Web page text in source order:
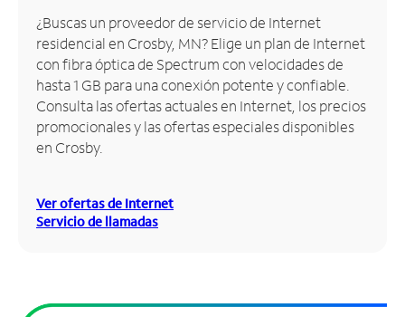
Inglés
Administrar
cuenta
Encuentra
una
tienda
¿Buscas un proveedor de servicio de Internet
residencial en Crosby, MN? Elige un plan de Internet
con fibra óptica de Spectrum con velocidades de
hasta 1 GB para una conexión potente y confiable.
Consulta las ofertas actuales en Internet, los precios
promocionales y las ofertas especiales disponibles
en Crosby.
Ver ofertas de Internet
Servicio de llamadas